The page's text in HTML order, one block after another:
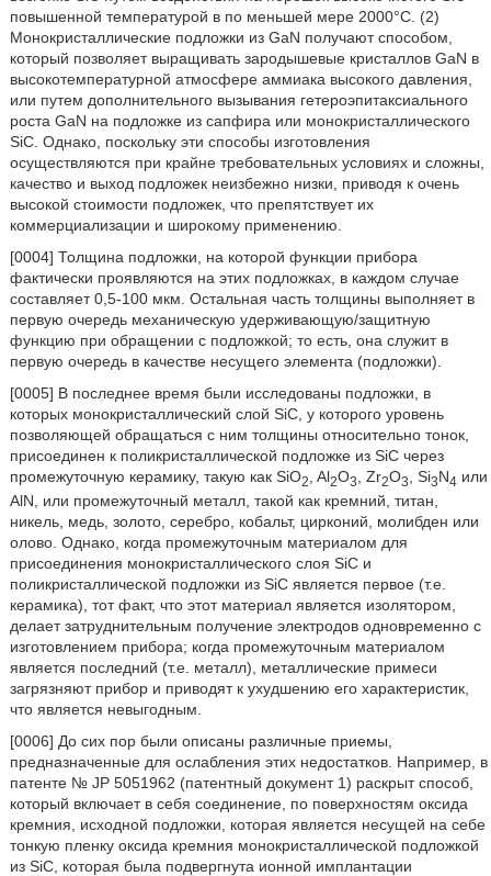
повышенной температурой в по меньшей мере 2000°C. (2)
Монокристаллические подложки из GaN получают способом,
который позволяет выращивать зародышевые кристаллов GaN в
высокотемпературной атмосфере аммиака высокого давления,
или путем дополнительного вызывания гетероэпитаксиального
роста GaN на подложке из сапфира или монокристаллического
SiC. Однако, поскольку эти способы изготовления
осуществляются при крайне требовательных условиях и сложны,
качество и выход подложек неизбежно низки, приводя к очень
высокой стоимости подложек, что препятствует их
коммерциализации и широкому применению.
[0004] Толщина подложки, на которой функции прибора
фактически проявляются на этих подложках, в каждом случае
составляет 0,5-100 мкм. Остальная часть толщины выполняет в
первую очередь механическую удерживающую/защитную
функцию при обращении с подложкой; то есть, она служит в
первую очередь в качестве несущего элемента (подложки).
[0005] В последнее время были исследованы подложки, в
которых монокристаллический слой SiC, у которого уровень
позволяющей обращаться с ним толщины относительно тонок,
присоединен к поликристаллической подложке из SiC через
промежуточную керамику, такую как SiO2 , Al2O3 , Zr2O3 , Si3N4 или
AlN, или промежуточный металл, такой как кремний, титан,
никель, медь, золото, серебро, кобальт, цирконий, молибден или
олово. Однако, когда промежуточным материалом для
присоединения монокристаллического слоя SiC и
поликристаллической подложки из SiC является первое (т.е.
керамика), тот факт, что этот материал является изолятором,
делает затруднительным получение электродов одновременно с
изготовлением прибора; когда промежуточным материалом
является последний (т.е. металл), металлические примеси
загрязняют прибор и приводят к ухудшению его характеристик,
что является невыгодным.
[0006] До сих пор были описаны различные приемы,
предназначенные для ослабления этих недостатков. Например, в
патенте № JP 5051962 (патентный документ 1) раскрыт способ,
который включает в себя соединение, по поверхностям оксида
кремния, исходной подложки, которая является несущей на себе
тонкую пленку оксида кремния монокристаллической подложкой
из SiC, которая была подвергнута ионной имплантации